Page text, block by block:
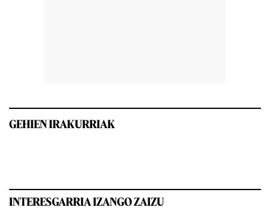
GEHIEN IRAKURRIAK
INTERESGARRIA IZANGO ZAIZU